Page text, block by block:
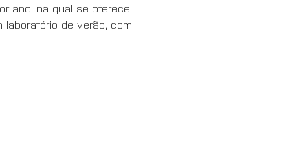
ano, na qual se oferece
de verão, com